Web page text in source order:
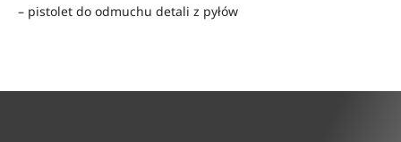
– pistolet do odmuchu detali z pyłów